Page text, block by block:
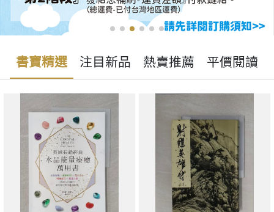
書寶精選 注目新品 熱賣推薦 平價閱讀